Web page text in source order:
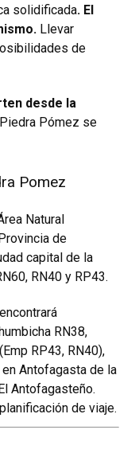
solidificada. El
Llevar
de
desde la
Pómez se
Pomez
Natural
de
capital de la
RN40 y RP43.
RN38,
RP43, RN40),
en Antofagasta de la
Antofagasteño.
de viaje.